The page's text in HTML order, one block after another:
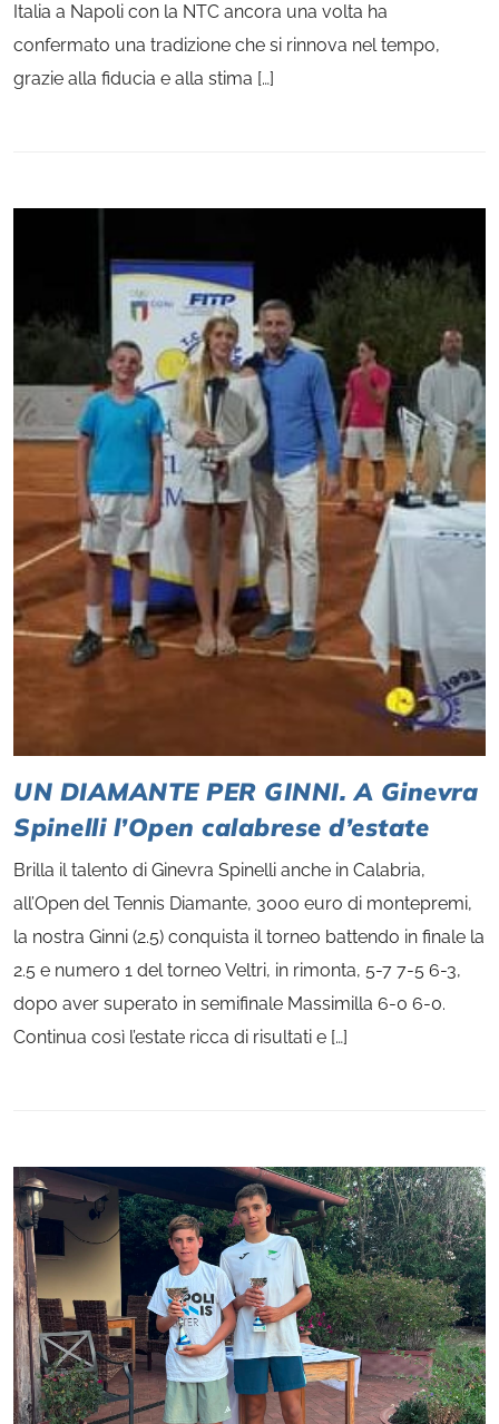
Italia a Napoli con la NTC ancora una volta ha
confermato una tradizione che si rinnova nel tempo,
grazie alla fiducia e alla stima […]
UN DIAMANTE PER GINNI. A Ginevra
Spinelli l’Open calabrese d’estate
Brilla il talento di Ginevra Spinelli anche in Calabria,
all’Open del Tennis Diamante, 3000 euro di montepremi,
la nostra Ginni (2.5) conquista il torneo battendo in finale la
2.5 e numero 1 del torneo Veltri, in rimonta, 5-7 7-5 6-3,
dopo aver superato in semifinale Massimilla 6-0 6-0.
Continua così l’estate ricca di risultati e […]